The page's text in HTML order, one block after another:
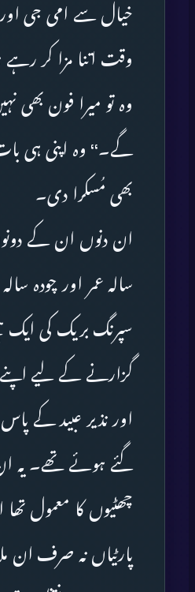
خیال سے امی جی
وقت اتنا مزا کر
وہ تو میرا فون بھی
گے۔‘‘ وہ اپنی ہی بات
بھی مُسکرا دی۔
ان دنوں ان کے
سالہ عمر اور چودہ سالہ
سپرنگ بریک کی ایک
گزارنے کے لیے اپنے
اور نذیر عبید کے
گئے ہوئے تھے۔ یہ
چھٹیوں کا معمول تھا
پارٹیاں نہ صرف ان